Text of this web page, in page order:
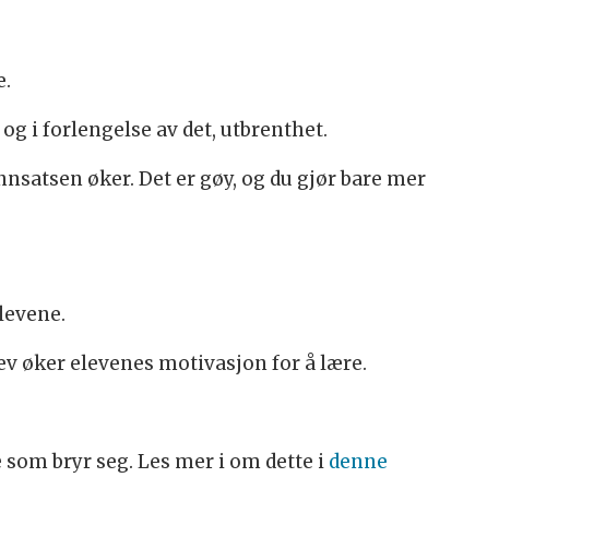
i forlengelse av det, utbrenthet.
øker. Det er gøy, og du gjør bare mer
øker elevenes motivasjon for å lære.
bryr seg. Les mer i om dette i denne